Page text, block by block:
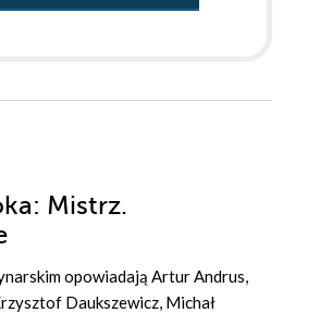
: Mistrz.
opowiadają Artur Andrus,
Daukszewicz, Michał